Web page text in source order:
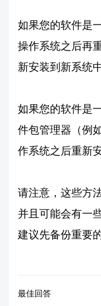
如果您的软件是
操作系统之后再
新安装到新系统中
如果您的软件是
件包管理器（例
作系统之后重新
请注意，这些方
并且可能会有一
建议先备份重要
最佳回答